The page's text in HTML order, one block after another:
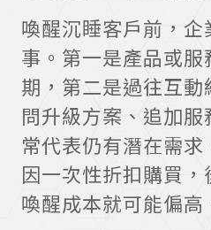
喚醒沉睡客戶前，
事。第一是產品或
期，第二是過往互
問升級方案、追加
常代表仍有潛在需
因一次性折扣購買，
喚醒成本就可能偏高